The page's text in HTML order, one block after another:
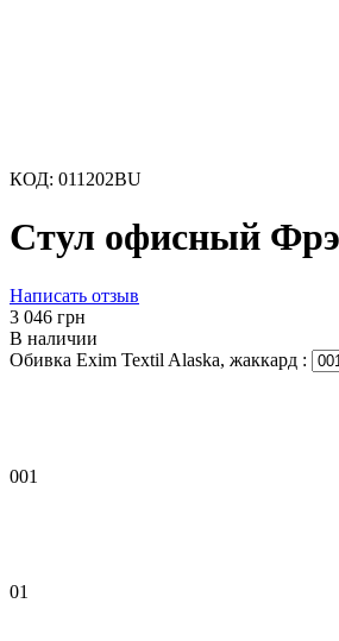
КОД: 011202BU
Стул офисный
Написать отзыв
‍3 046‍ грн
В наличии
Обивка Exim Textil Alaska, жаккард :
001
01